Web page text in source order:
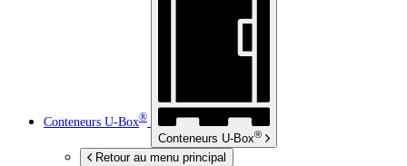
Conteneurs U-Box®
Conteneurs U-Box®
Retour au menu principal